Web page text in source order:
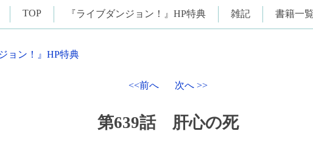
TOP 『ライブダンジョン！』HP特典 雑記 書籍一覧
ョン！』HP特典
<<前へ 次へ >>
第639話 肝心の死